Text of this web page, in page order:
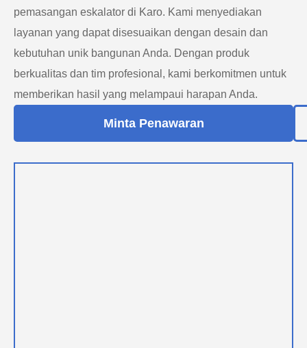
pemasangan eskalator di Karo. Kami menyediakan
layanan yang dapat disesuaikan dengan desain dan
kebutuhan unik bangunan Anda. Dengan produk
berkualitas dan tim profesional, kami berkomitmen untuk
memberikan hasil yang melampaui harapan Anda.
Minta Penawaran